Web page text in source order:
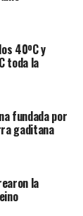
40ºC y
toda la
fundada por
gaditana
la